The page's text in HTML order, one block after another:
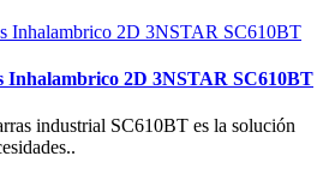
Inhalambrico 2D 3NSTAR SC610BT
industrial SC610BT es la solución